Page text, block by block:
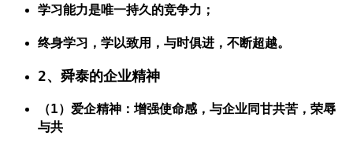
学习能力是唯一持久的竞争力；
终身学习，学以致用，与时俱进，不断超越。
2、舜泰的企业精神
（1）爱企精神：增强使命感，与企业同甘共苦，荣辱
与共